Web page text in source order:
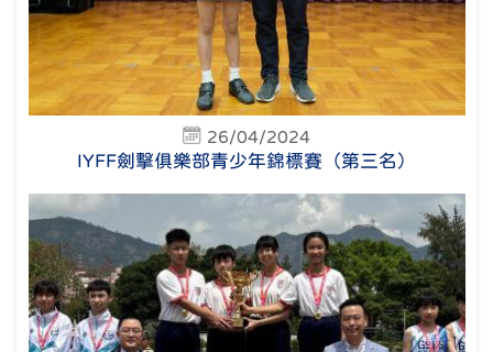
26/04/2024
IYFF劍擊俱樂部青少年錦標賽（第三名）